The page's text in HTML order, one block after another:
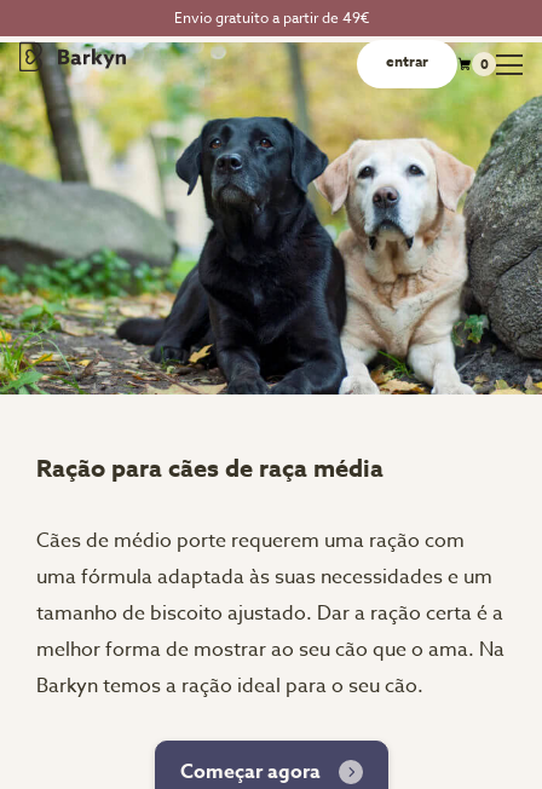
Envio gratuito a partir de 49€
entrar 0
Ração para cães de raça média
Cães de médio porte requerem uma ração com
uma fórmula adaptada às suas necessidades e um
tamanho de biscoito ajustado. Dar a ração certa é a
melhor forma de mostrar ao seu cão que o ama. Na
Barkyn temos a ração ideal para o seu cão.
Começar agora